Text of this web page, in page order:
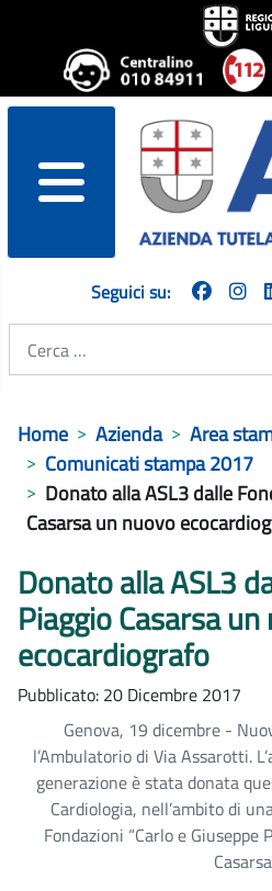
menu
Seguici su:
Home Azienda
Area
Comunicati stampa 2017
Donato alla ASL3 dalle
Casarsa un nuovo
Donato alla ASL3
Piaggio Casarsa
ecocardiografo
Pubblicato: 20 Dicembre 2017
Genova, 19 dicembre -
l’Ambulatorio di Via Assarotti.
generazione è stata donata
Cardiologia, nell’ambito di
Fondazioni “Carlo e Giuseppe